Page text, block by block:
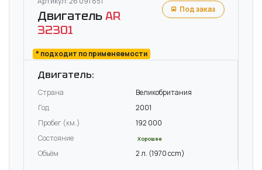
ДвигательAR
32301
* подходит по применяемости
Под заказ
Двигатель:
Страна
Великобритания
Год
2001
Пробег (км.)
192 000
Состояние
Хорошее
Объём 2 л. (1970 ccm)